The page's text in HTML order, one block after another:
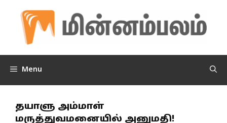
content
Menu
தயாளு அம்மாள்
மருத்துவமனையில் அனுமதி!